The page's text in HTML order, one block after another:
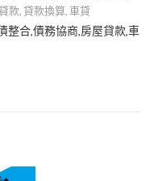
款,貸款換算,車貸
整合,債務協商,房屋貸款,車